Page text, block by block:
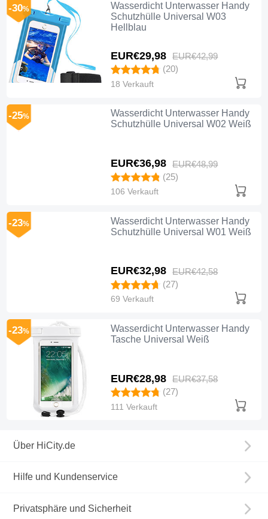
Wasserdicht Unterwasser Handy
Schutzhülle Universal W03
Hellblau
EUR€29,98 EUR€42,99
-30%
(20)
18 Verkauft
Wasserdicht Unterwasser Handy
Schutzhülle Universal W02 Weiß
EUR€36,98 EUR€48,99
-25%
(25)
106 Verkauft
Wasserdicht Unterwasser Handy
Schutzhülle Universal W01 Weiß
EUR€32,98 EUR€42,58
-23%
(27)
69 Verkauft
Wasserdicht Unterwasser Handy
Tasche Universal Weiß
EUR€28,98 EUR€37,58
-23%
(27)
111 Verkauft
Über HiCity.de
Hilfe und Kundenservice
Privatsphäre und Sicherheit